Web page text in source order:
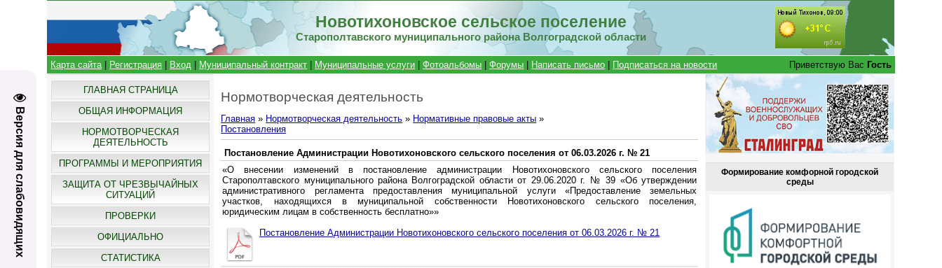
Версия для слабовидящих
Новотихоновское сельское поселение
Старополтавского муниципального района Волгоградской области
Карта сайта| Регистрация Вход Муниципальный контракт Муниципальные услуги |Фотоальбомы |Форумы Написать письмо Подписаться на новости Приветствую Вас Гость
ГЛАВНАЯ СТРАНИЦА
ОБЩАЯ ИНФОРМАЦИЯ
НОРМОТВОРЧЕСКАЯ
ДЕЯТЕЛЬНОСТЬ
ПРОГРАММЫ И МЕРОПРИЯТИЯ
ЗАЩИТА ОТ ЧРЕЗВЫЧАЙНЫХ
СИТУАЦИЙ
ПРОВЕРКИ
ОФИЦИАЛЬНО
СТАТИСТИКА
Нормотворческая деятельность
Главная » Нормотворческая деятельность » Нормативные правовые акты »
Постановления
Постановление Администрации Новотихоновского сельского поселения от 06.03.2026 г. № 21
«О внесении изменений в постановление администрации Новотихоновского сельского поселения
Старополтавского муниципального района Волгоградской области от 29.06.2020 г. № 39 «Об утверждении
административного регламента предоставления муниципальной услуги «Предоставление земельных
участков, находящихся в муниципальной собственности Новотихоновского сельского поселения,
юридическим лицам в собственность бесплатно»»
Постановление Администрации Новотихоновского сельского поселения от 06.03.2026 г. № 21
Формирование комфорной городской
среды